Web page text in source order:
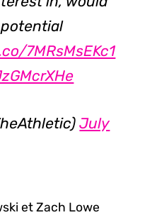
7MRsMsEKc1
July
et Zach Lowe